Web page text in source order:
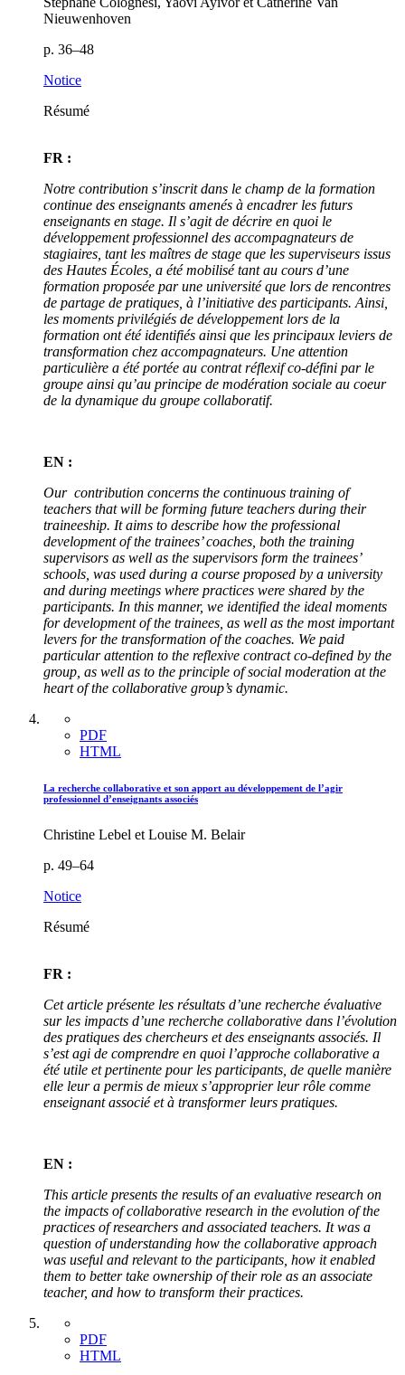
Nieuwenhoven
p. 36–48
Notice
Résumé
FR :
Notre contribution s’inscrit dans le champ de la formation
continue des enseignants amenés à encadrer les futurs
enseignants en stage. Il s’agit de décrire en quoi le
développement professionnel des accompagnateurs de
stagiaires, tant les maîtres de stage que les superviseurs issus
des Hautes Écoles, a été mobilisé tant au cours d’une
formation proposée par une université que lors de rencontres
de partage de pratiques, à l’initiative des participants. Ainsi,
les moments privilégiés de développement lors de la
formation ont été identifiés ainsi que les principaux leviers de
transformation chez accompagnateurs. Une attention
particulière a été portée au contrat réflexif co-défini par le
groupe ainsi qu’au principe de modération sociale au coeur
de la dynamique du groupe collaboratif.
EN :
Our contribution concerns the continuous training of
teachers that will be forming future teachers during their
traineeship. It aims to describe how the professional
development of the trainees’ coaches, both the training
supervisors as well as the supervisors form the trainees’
schools, was used during a course proposed by a university
and during meetings where practices were shared by the
participants. In this manner, we identified the ideal moments
for development of the trainees, as well as the most important
levers for the transformation of the coaches. We paid
particular attention to the reflexive contract co-defined by the
group, as well as to the principle of social moderation at the
heart of the collaborative group’s dynamic.
PDF
HTML
La recherche collaborative et son apport au développement de l’agir
professionnel d’enseignants associés
Christine Lebel et Louise M. Belair
p. 49–64
Notice
Résumé
FR :
Cet article présente les résultats d’une recherche évaluative
sur les impacts d’une recherche collaborative dans l’évolution
des pratiques des chercheurs et des enseignants associés. Il
s’est agi de comprendre en quoi l’approche collaborative a
été utile et pertinente pour les participants, de quelle manière
elle leur a permis de mieux s’approprier leur rôle comme
enseignant associé et à transformer leurs pratiques.
EN :
This article presents the results of an evaluative research on
the impacts of collaborative research in the evolution of the
practices of researchers and associated teachers. It was a
question of understanding how the collaborative approach
was useful and relevant to the participants, how it enabled
them to better take ownership of their role as an associate
teacher, and how to transform their practices.
PDF
HTML